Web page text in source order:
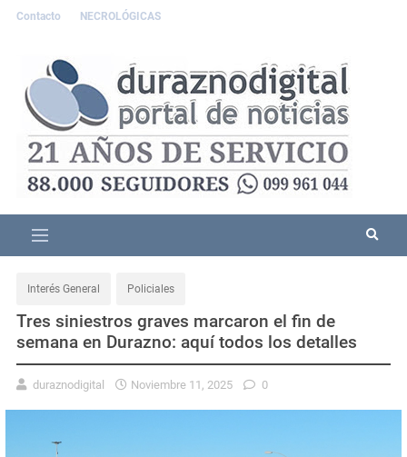
Contacto NECROLÓGICAS
Interés General Policiales
Tres siniestros graves marcaron el fin de
semana en Durazno: aquí todos los detalles
duraznodigital Noviembre 11, 2025 0